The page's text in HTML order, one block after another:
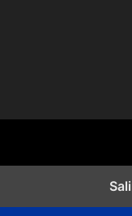
Cerrar los ajustes de